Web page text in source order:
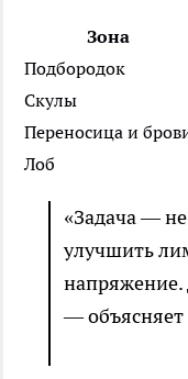
Зона
Подбородок
Скулы
Переносица и
Лоб
«Задача —
улучшить
напряжение.
— объясняет